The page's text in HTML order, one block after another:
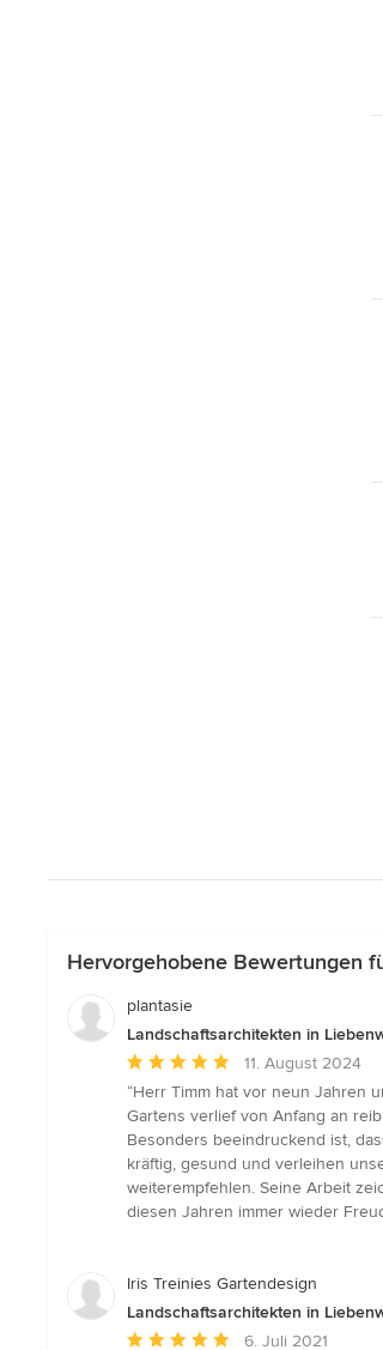
Hervorgehobene Bewertungen
plantasie
Landschaftsarchitekten in
Durchschnittliche
Bewertung:
5
von
5
Sternen
11. August 2024
“Herr Timm hat vor neun Jahren
Gartens verlief von Anfang an
Besonders beeindruckend ist,
kräftig, gesund und verleihen
weiterempfehlen. Seine Arbeit
diesen Jahren immer wieder
Iris Treinies Gartendesign
Landschaftsarchitekten in
Durchschnittliche6. Juli 2021